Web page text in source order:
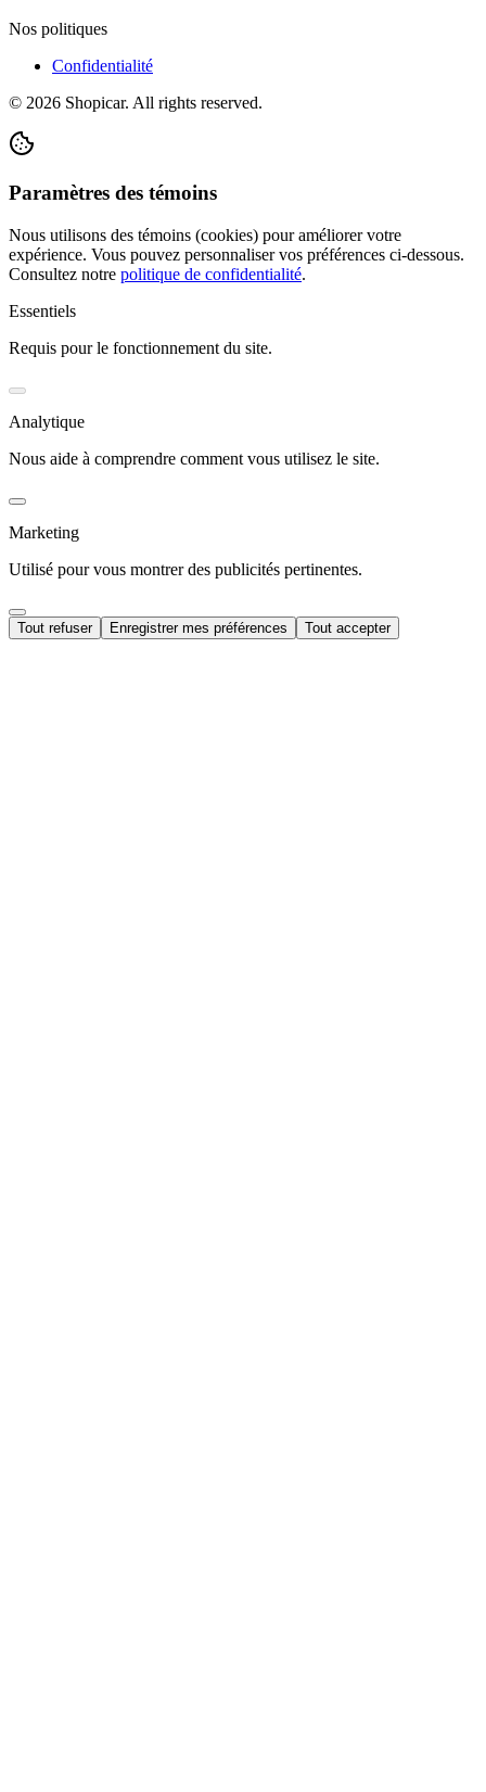
Nos politiques
Confidentialité
© 2026 Shopicar. All rights reserved.
Paramètres des témoins
Nous utilisons des témoins (cookies) pour améliorer votre
expérience. Vous pouvez personnaliser vos préférences ci-dessous.
Consultez notre politique de confidentialité.
Essentiels
Requis pour le fonctionnement du site.
Analytique
Nous aide à comprendre comment vous utilisez le site.
Marketing
Utilisé pour vous montrer des publicités pertinentes.
Tout refuser Enregistrer mes préférences Tout accepter